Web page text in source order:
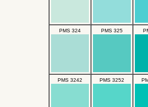
PMS 324 PMS 325
PMS 3242 PMS 3252